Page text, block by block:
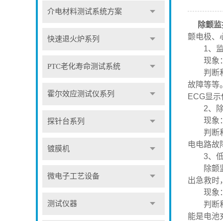
介电材料测试系统方案
快速退火炉系列
PTC老化寿命测试系统
霍尔效应测试仪系列
探针台系列
镀膜机
微电子工艺设备
测试仪器
除颤
颤电极、
1、监
现象：
判断和
故障等等
ECG显
2、除
现象：
判断和
电电路故
3、低
除颤监
出急救时
现象：
判断和
能是电池